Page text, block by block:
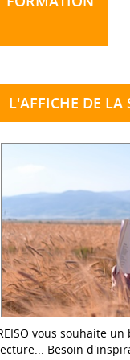
L'AFFICHE DE LA
vous souhaite
Besoin